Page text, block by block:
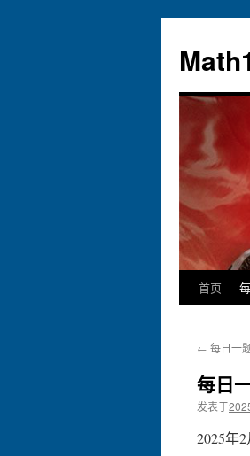
正
文
首页
← 每日一
每日
发表于
2025年